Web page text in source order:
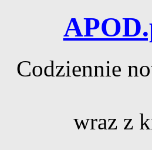
Codziennie
wraz z